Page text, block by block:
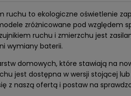
ruchu to ekologiczne oświetlenie
zróżnicowane pod względem
ruchu i zmierzchu jest
wymiany baterii.
domowych, które stawiają na
jest dostępna w wersji stojącej
z naszą ofertą i postaw na